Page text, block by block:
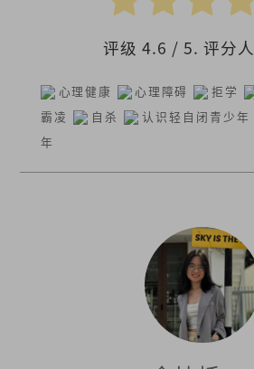
评级 4.6 / 5. 评分
心理健康 心理障碍 拒学
霸凌
自杀 认识轻自闭青少年
年